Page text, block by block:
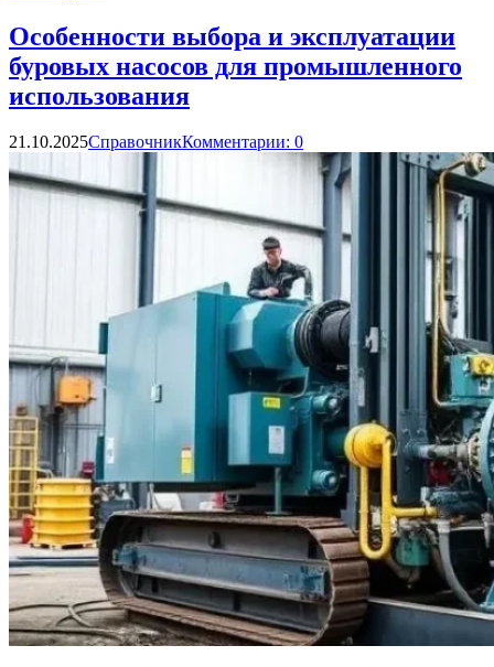
Особенности выбора и эксплуатации
буровых насосов для промышленного
использования
21.10.2025СправочникКомментарии: 0